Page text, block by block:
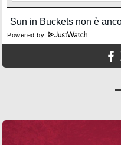
Powered by